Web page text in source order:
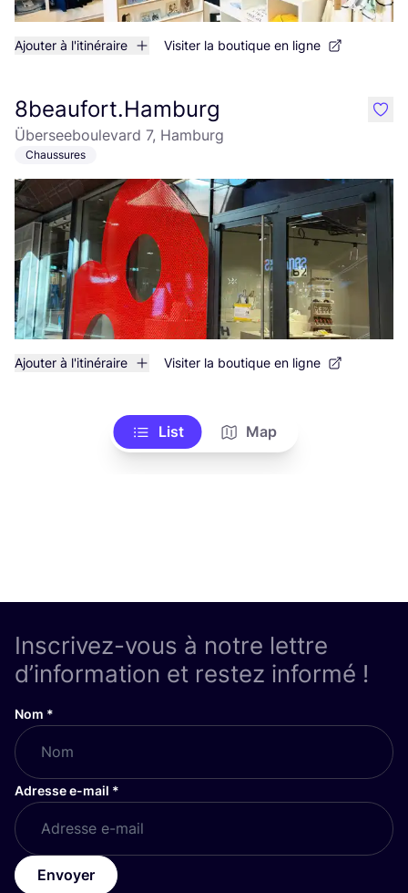
Ajouter à l'itinéraire Visiter la boutique en ligne
8beaufort.Hamburg
Überseeboulevard 7, Hamburg
Chaussures
Ajouter à l'itinéraire Visiter la boutique en ligne
like
List Map
Inscrivez-vous à notre lettre
d’information et restez informé !
Nom *
Adresse e-mail *
Envoyer